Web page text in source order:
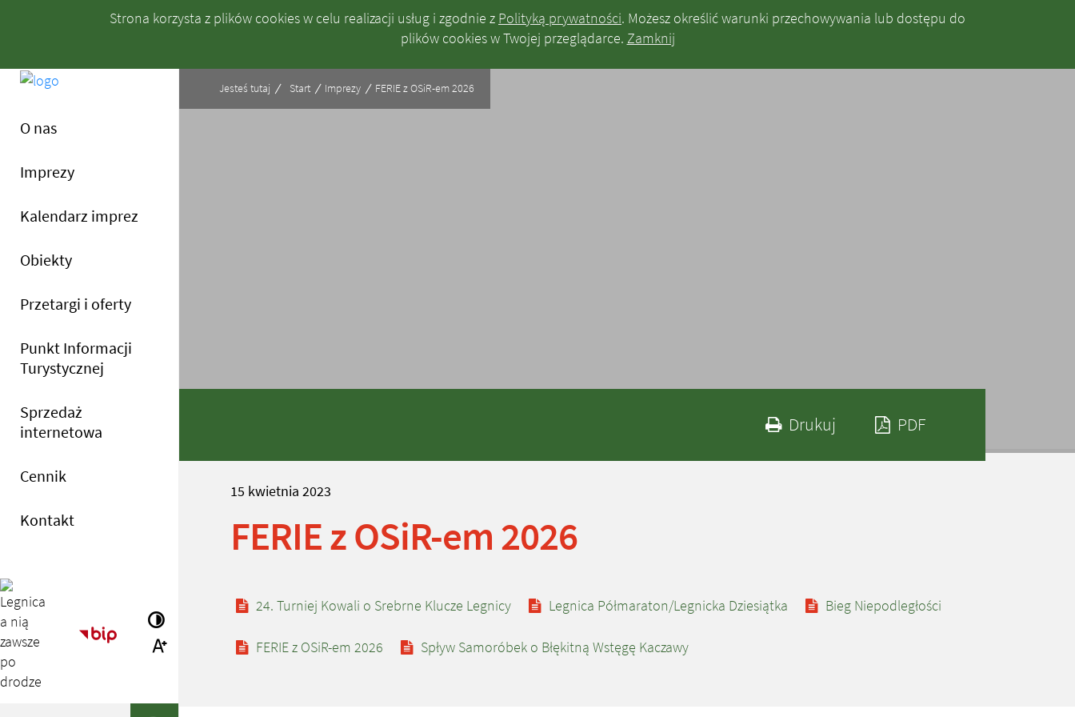
Strona korzysta z plików cookiesw celu realizacji usług i zgodnie z Polityką prywatności. Możesz określić warunki przechowywania lub dostępu do
plików cookiesw Twojej przeglądarce. Zamknij
- FERIE z OSiR-em 2026
Menu główne
O nas
Imprezy
Kalendarz imprez
Obiekty
Przetargi i oferty
Punkt Informacji
Turystycznej
Sprzedaż
internetowa
Cennik
Kontakt
Strona główna - Biuletyn Informacji Publicznej
Wersja kontrastowa
Większa czcionka
Jesteś tutaj Start Imprezy FERIE z OSiR-em 2026
DrukujDrukuj zawartość bieżącej strony
PDF
15 kwietnia 2023
FERIE z OSiR-em 2026
Zobacz również
24. Turniej Kowali o Srebrne Klucze Legnicy Legnica Półmaraton/Legnicka Dziesiątka Bieg Niepodległości
FERIE z OSiR-em 2026 Spływ Samoróbek o Błękitną Wstęgę Kaczawy